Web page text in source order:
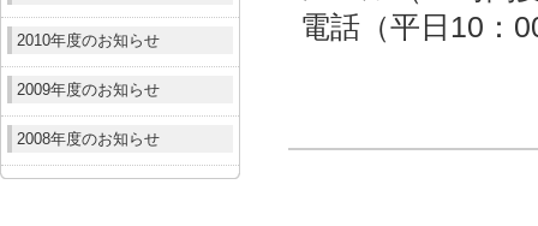
2010年度のお知らせ
2009年度のお知らせ
2008年度のお知らせ
電話（平日10：